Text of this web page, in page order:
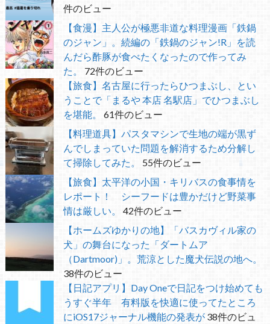
件のビュー
【食漫】主人公が極悪非道な料理漫画「鉄鍋
のジャン」。続編の「鉄鍋のジャン!R」を読
んだら酢豚が食べたくなったので作ってみ
た。
72件のビュー
【旅食】名古屋に行ったらひつまぶし、とい
うことで「まるや 本店 名駅店」でひつまぶし
を堪能。
61件のビュー
【料理道具】パスタマシンで生地の端が黒ず
んでしまっていた問題を解消するため分解し
て掃除してみた。
55件のビュー
【旅食】太平洋の小国・キリバスの食事情を
レポート！ シーフードは豊かだけど野菜事
情は厳しい。
42件のビュー
【ホームズゆかりの地】「バスカヴィル家の
犬」の舞台になった「ダートムア
（Dartmoor)」。荒涼とした魔犬伝説の地へ。
38件のビュー
【日記アプリ】Day Oneで日記をつけ始めても
うすぐ半年 有料版を快適に使ってたところ
にiOS17ジャーナル機能の発表が 38件のビュ